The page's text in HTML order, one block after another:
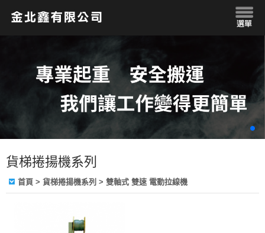
貨梯捲揚機系列
首頁 > 貨梯捲揚機系列 > 雙軸式 雙速 電動拉線機